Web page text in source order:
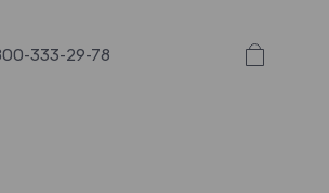
333-29-78